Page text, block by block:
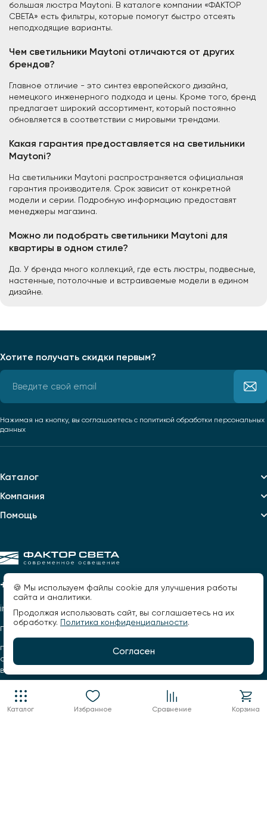
большая люстра Maytoni. В каталоге компании «ФАКТОР
СВЕТА» есть фильтры, которые помогут быстро отсеять
неподходящие варианты.
Чем светильники Maytoni отличаются от других
брендов?
Главное отличие - это синтез европейского дизайна,
немецкого инженерного подхода и цены. Кроме того, бренд
предлагает широкий ассортимент, который постоянно
обновляется в соответствии с мировыми трендами.
Какая гарантия предоставляется на светильники
Maytoni?
На светильники Maytoni распространяется официальная
гарантия производителя. Срок зависит от конкретной
модели и серии. Подробную информацию предоставят
менеджеры магазина.
Можно ли подобрать светильники Maytoni для
квартиры в одном стиле?
Да. У бренда много коллекций, где есть люстры, подвесные,
настенные, потолочные и встраиваемые модели в едином
дизайне.
+7 960 123 02 03
info@factorsveta.ru
г. Воронеж, Кольцовская, 9А
пн.-пт.: 10:00 - 19:00,
сб.: 11:00 - 17:00
воскресенье выходной
Каталог
Компания
Помощь
Хотите получать скидки первым?
Нажимая на кнопку, вы соглашаетесь с политикой обработки персональных
данных
Каталог Избранное Сравнение Корзина
🍪 Мы используем файлы cookie для улучшения работы
сайта и аналитики.
Продолжая использовать сайт, вы соглашаетесь на их
обработку. Политика конфиденциальности.
Согласен